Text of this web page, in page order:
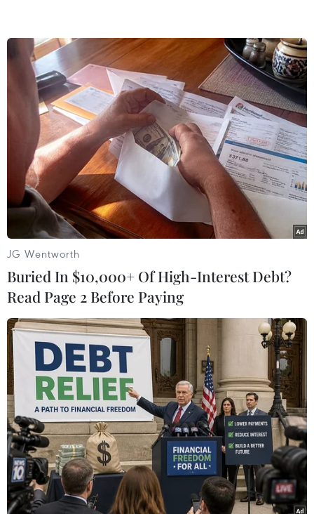
Theo Văn phòng tìm kiếm cứu nạn của tỉnh
Nam Kalimantan, vụ sập nhà xảy ra vào lúc
16h30 ngày 18/4 (giờ địa phương). Chưa rõ
nguyên nhân vụ tai nạn và số lượng người có
mặt ở tòa nhà này tại thời điểm tòa nhà bị sập.
Lực lượng tìm kiếm cứu nạn đang nỗ lực tìm
kiếm người mất tích trong đống đổ nát./.
(TTXVN/Vietnam+)
#siêu thị mini #tòa nhà bị sập
#sập nhà
#người mất tích
Indonesia
JG Wentworth
Buried In $10,000+ Of High-Interest Debt?
Read Page 2 Before Paying